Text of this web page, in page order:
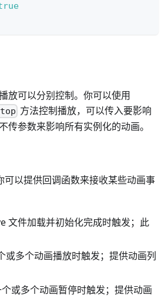
放可以分别控制。你可以使用
方法控制播放，可以传入要影响
传参数来影响所有实例化的动画。
可以提供回调函数来接收某些动画事
文件加载并初始化完成时触发；此
或多个动画播放时触发；提供动画列
个或多个动画暂停时触发；提供动画